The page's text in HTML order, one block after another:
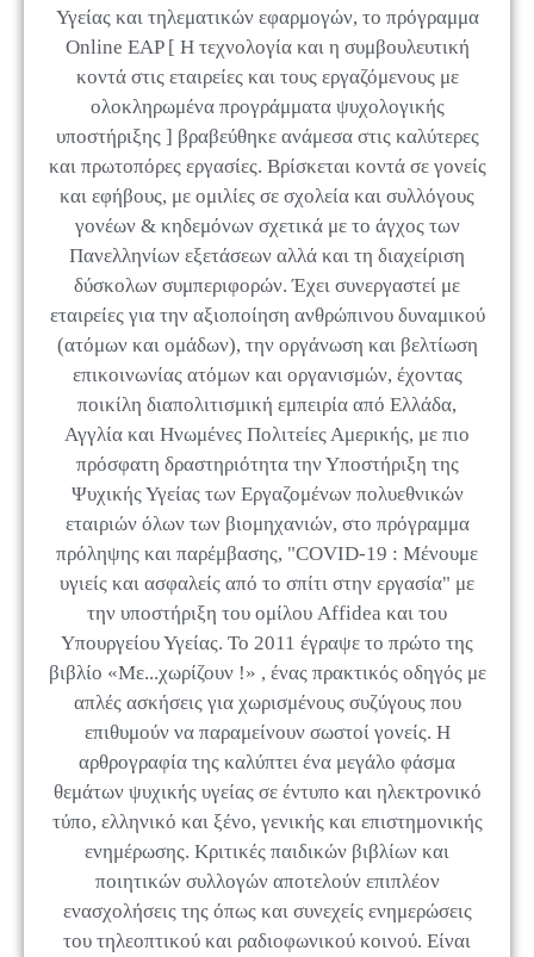
Υγείας και τηλεματικών εφαρμογών, το πρόγραμμα
Online EAP [ Η τεχνολογία και η συμβουλευτική
κοντά στις εταιρείες και τους εργαζόμενους με
ολοκληρωμένα προγράμματα ψυχολογικής
υποστήριξης ] βραβεύθηκε ανάμεσα στις καλύτερες
και πρωτοπόρες εργασίες. Βρίσκεται κοντά σε γονείς
και εφήβους, με ομιλίες σε σχολεία και συλλόγους
γονέων & κηδεμόνων σχετικά με το άγχος των
Πανελληνίων εξετάσεων αλλά και τη διαχείριση
δύσκολων συμπεριφορών. Έχει συνεργαστεί με
εταιρείες για την αξιοποίηση ανθρώπινου δυναμικού
(ατόμων και ομάδων), την οργάνωση και βελτίωση
επικοινωνίας ατόμων και οργανισμών, έχοντας
ποικίλη διαπολιτισμική εμπειρία από Ελλάδα,
Αγγλία και Ηνωμένες Πολιτείες Αμερικής, με πιο
πρόσφατη δραστηριότητα την Υποστήριξη της
Ψυχικής Υγείας των Εργαζομένων πολυεθνικών
εταιριών όλων των βιομηχανιών, στο πρόγραμμα
πρόληψης και παρέμβασης, "COVID-19 : Μένουμε
υγιείς και ασφαλείς από το σπίτι στην εργασία" με
την υποστήριξη του ομίλου Affidea και του
Υπουργείου Υγείας. Το 2011 έγραψε το πρώτο της
βιβλίο «Με...χωρίζουν !» , ένας πρακτικός οδηγός με
απλές ασκήσεις για χωρισμένους συζύγους που
επιθυμούν να παραμείνουν σωστοί γονείς. Η
αρθρογραφία της καλύπτει ένα μεγάλο φάσμα
θεμάτων ψυχικής υγείας σε έντυπο και ηλεκτρονικό
τύπο, ελληνικό και ξένο, γενικής και επιστημονικής
ενημέρωσης. Κριτικές παιδικών βιβλίων και
ποιητικών συλλογών αποτελούν επιπλέον
ενασχολήσεις της όπως και συνεχείς ενημερώσεις
του τηλεοπτικού και ραδιοφωνικού κοινού. Είναι